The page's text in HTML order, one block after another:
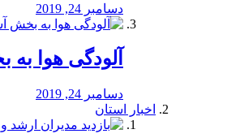
دسامبر 24, 2019
آلودگی هوا
دسامبر 24, 2019
اخبار استان